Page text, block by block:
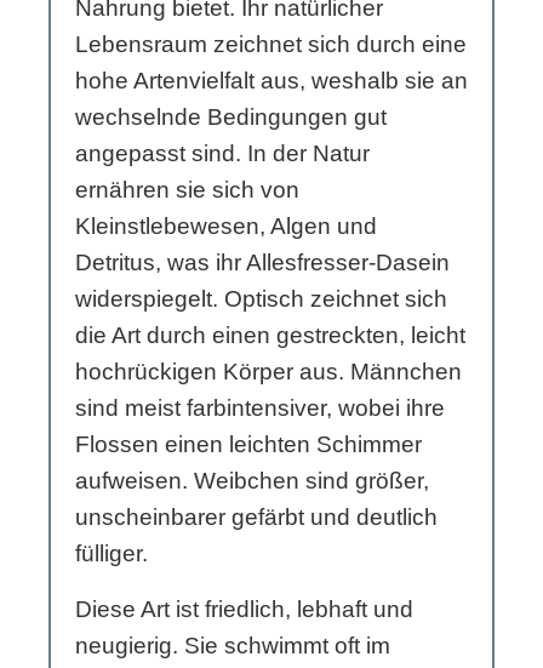
Nahrung bietet. Ihr natürlicher
Lebensraum zeichnet sich durch eine
hohe Artenvielfalt aus, weshalb sie an
wechselnde Bedingungen gut
angepasst sind. In der Natur
ernähren sie sich von
Kleinstlebewesen, Algen und
Detritus, was ihr Allesfresser-Dasein
widerspiegelt. Optisch zeichnet sich
die Art durch einen gestreckten, leicht
hochrückigen Körper aus. Männchen
sind meist farbintensiver, wobei ihre
Flossen einen leichten Schimmer
aufweisen. Weibchen sind größer,
unscheinbarer gefärbt und deutlich
fülliger.
Diese Art ist friedlich, lebhaft und
neugierig. Sie schwimmt oft im